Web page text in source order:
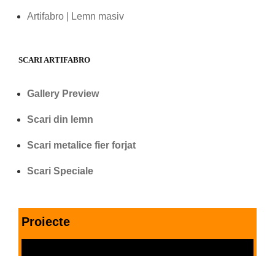
Artifabro | Lemn masiv
SCARI ARTIFABRO
Gallery Preview
Scari din lemn
Scari metalice fier forjat
Scari Speciale
Proiecte